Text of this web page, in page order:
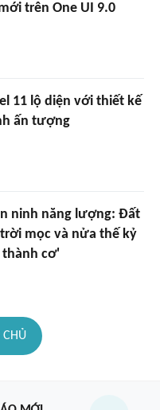
trên One UI 9.0
11 lộ diện với thiết kế
ấn tượng
ninh năng lượng: Đất
mọc và nửa thế kỷ
cơ'
CHỦ